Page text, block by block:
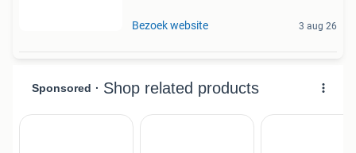
Bezoek website 3 aug 26